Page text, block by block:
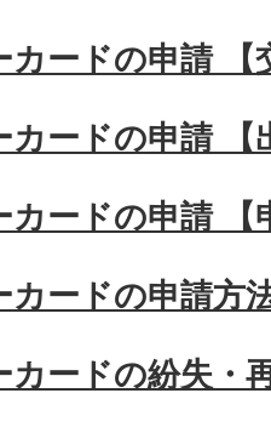
カードの申請 【
カードの申請 【
カードの申請 【
カードの申請方
カードの紛失・